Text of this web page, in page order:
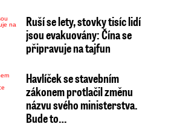
Ruší se lety, stovky tisíc lidí
jsou evakuovány: Čína se
připravuje na tajfun
Havlíček se stavebním
zákonem protlačil změnu
názvu svého ministerstva.
Bude to…